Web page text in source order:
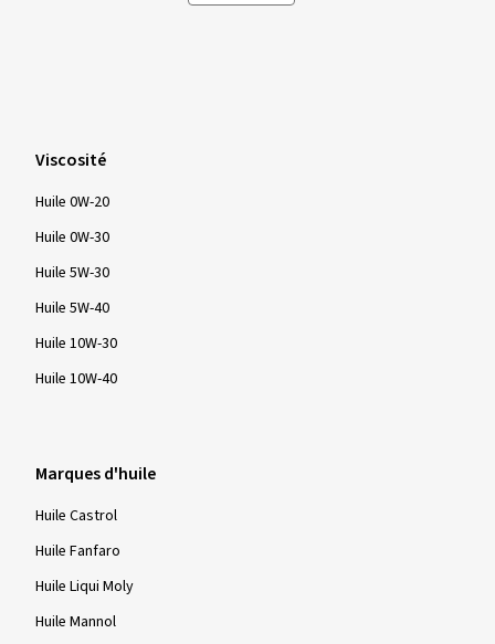
Viscosité
Huile 0W-20
Huile 0W-30
Huile 5W-30
Huile 5W-40
Huile 10W-30
Huile 10W-40
Marques d'huile
Huile Castrol
Huile Fanfaro
Huile Liqui Moly
Huile Mannol